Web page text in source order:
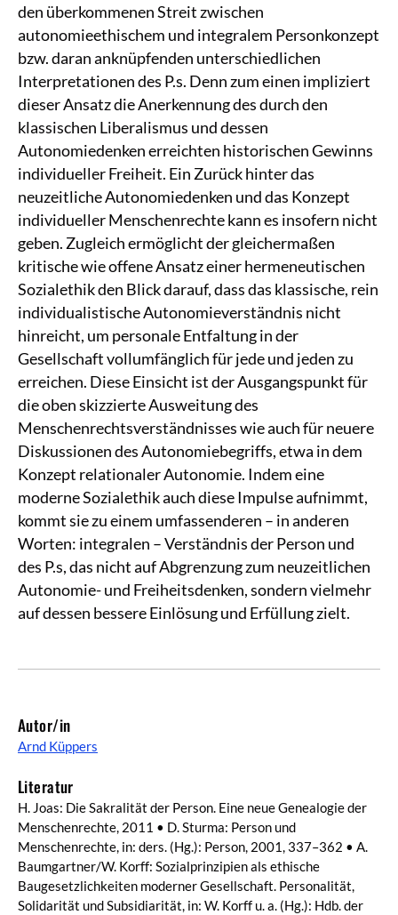
den überkommenen Streit zwischen
autonomieethischem und integralem Personkonzept
bzw. daran anknüpfenden unterschiedlichen
Interpretationen des P.s. Denn zum einen impliziert
dieser Ansatz die Anerkennung des durch den
klassischen Liberalismus und dessen
Autonomiedenken erreichten historischen Gewinns
individueller Freiheit. Ein Zurück hinter das
neuzeitliche Autonomiedenken und das Konzept
individueller Menschenrechte kann es insofern nicht
geben. Zugleich ermöglicht der gleichermaßen
kritische wie offene Ansatz einer hermeneutischen
Sozialethik den Blick darauf, dass das klassische, rein
individualistische Autonomieverständnis nicht
hinreicht, um personale Entfaltung in der
Gesellschaft vollumfänglich für jede und jeden zu
erreichen. Diese Einsicht ist der Ausgangspunkt für
die oben skizzierte Ausweitung des
Menschenrechtsverständnisses wie auch für neuere
Diskussionen des Autonomiebegriffs, etwa in dem
Konzept relationaler Autonomie. Indem eine
moderne Sozialethik auch diese Impulse aufnimmt,
kommt sie zu einem umfassenderen – in anderen
Worten: integralen – Verständnis der Person und
des P.s, das nicht auf Abgrenzung zum neuzeitlichen
Autonomie- und Freiheitsdenken, sondern vielmehr
auf dessen bessere Einlösung und Erfüllung zielt.
Autor/in
Arnd Küppers
Literatur
H. Joas: Die Sakralität der Person. Eine neue Genealogie der
Menschenrechte, 2011 • D. Sturma: Person und
Menschenrechte, in: ders. (Hg.): Person, 2001, 337–362 • A.
Baumgartner/W. Korff: Sozialprinzipien als ethische
Baugesetzlichkeiten moderner Gesellschaft. Personalität,
Solidarität und Subsidiarität, in: W. Korff u. a. (Hg.): Hdb. der